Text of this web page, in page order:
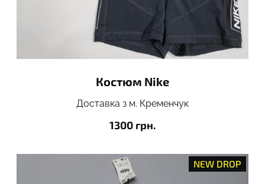
Костюм Nike
Доставка з м. Кременчук
1300 грн.
NEW DROP